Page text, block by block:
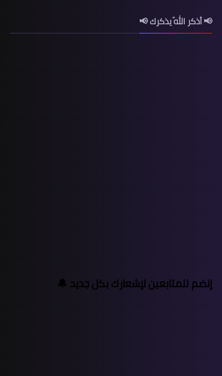
📢 أذكر اللّه يذكرك 📢
إنضم للمتابعين لإشعارك بكل جديد 🔔